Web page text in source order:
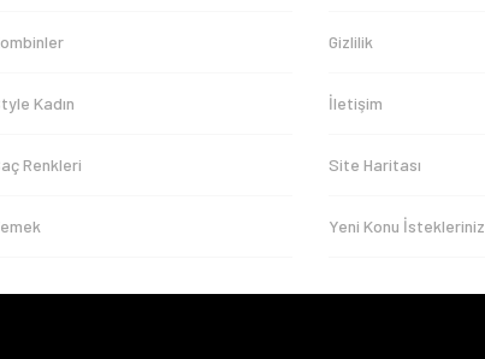
Kadın
Renkleri
Gizlilik
İletişim
Site Haritası
Yeni Konu İstekleriniz